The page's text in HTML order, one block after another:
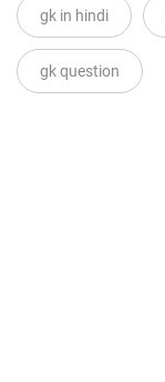
gk in hindi
gk question